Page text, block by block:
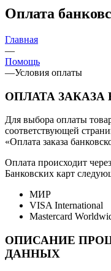
Оплата
Главная
—
Помощь
—Условия оплаты
ОПЛАТА
Для выбора оплаты
соответствующей
«Оплата заказа
Оплата происходит
Банковских карт
МИР
VISA International
Mastercard
ОПИСАНИЕ
ДАННЫХ